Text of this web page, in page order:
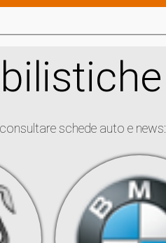
schede auto e news: